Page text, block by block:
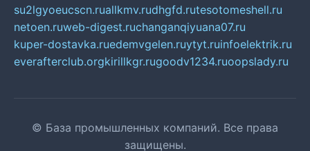
su2lgyoeucscn.ruallkmv.rudhgfd.rutesotomeshell.ru
netoen.ruweb-digest.ruchanganqiyuana07.ru
kuper-dostavka.ruedemvgelen.ruytyt.ruinfoelektrik.ru
everafterclub.orgkirillkgr.rugoodv1234.ruoopslady.ru
© База промышленных компаний. Все права
защищены.